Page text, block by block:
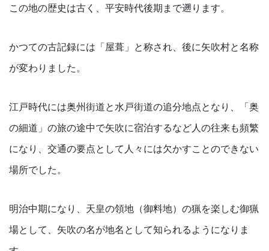
この地の歴史は古く、平安時代後期まで遡ります。
かつての古記録には「屋葺」と称され、後に矢吹村と名称
が変わりました。
江戸時代には奥州街道と水戸街道の追分地点となり、「奥
の細道」の旅の途中で矢吹に宿泊するなど人の往来も頻繁
になり、交通の要点として人々には欠かすことのできない
場所でした。
明治中期になり、天皇の領地（御料地）の猟を楽しむ御猟
場として、矢吹の名が地名として知られるようになりま